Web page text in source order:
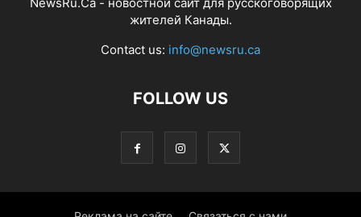
жителей Канады.
Contact us: info@newsru.ca
FOLLOW US